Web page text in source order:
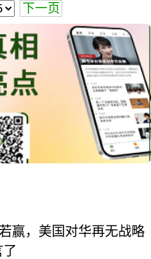
下一页
若赢，美国对华再无战略